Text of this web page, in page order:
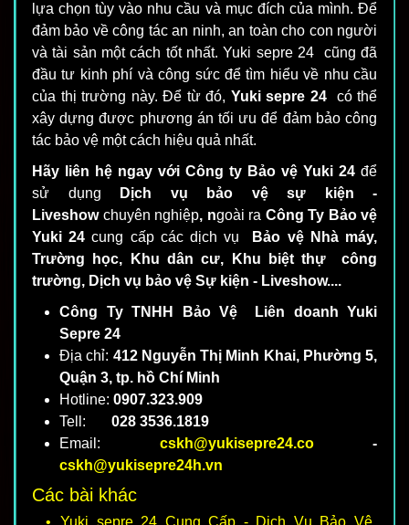
lựa chọn tùy vào nhu cầu và mục đích của mình. Để
đảm bảo về công tác an ninh, an toàn cho con người
và tài sản một cách tốt nhất. Yuki sepre 24 cũng đã
đầu tư kinh phí và công sức để tìm hiểu về nhu cầu
của thị trường này. Để từ đó, Yuki sepre 24có thể
xây dựng được phương án tối ưu để đảm bảo công
tác bảo vệ một cách hiệu quả nhất.
Hãy liên hệ ngay với Công ty Bảo vệ Yuki 24 để
sử dụng
Dịch vụ bảo vệ sự kiện -
Liveshow chuyên nghiệp, ngoài ra Công Ty Bảo vệ
Yuki 24cung cấp các dịch vụ Bảo vệ Nhà máy,
Trường học, Khu dân cư, Khu biệt thự công
trường, Dịch vụ bảo vệ Sự kiện - Liveshow....
Công Ty TNHH Bảo Vệ Liên doanh Yuki
Sepre 24
Địa chỉ: 412 Nguyễn Thị Minh Khai, Phường 5,
Quận 3, tp. hồ Chí Minh
Hotline: 0907.323.909
Tell:
028 3536.1819
Email:
cskh@yukisepre24.co-
cskh@yukisepre24h.vn
Các bài khác